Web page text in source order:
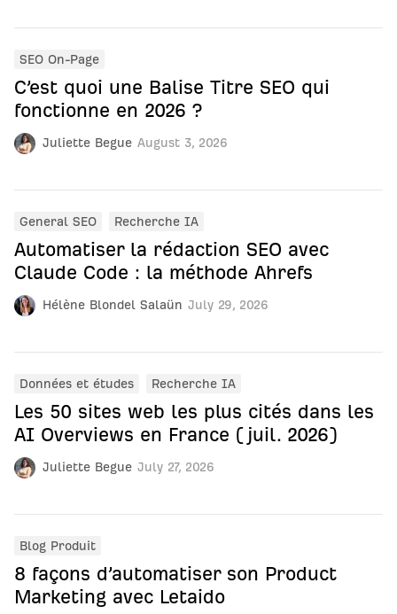
Juliette Begue August 3, 2026
SEO On-Page
C’est quoi une Balise Titre SEO qui
fonctionne en 2026 ?
Hélène Blondel Salaün July 29, 2026
General SEO Recherche IA
Automatiser la rédaction SEO avec
Claude Code : la méthode Ahrefs
Juliette Begue July 27, 2026
Données et études Recherche IA
Les 50 sites web les plus cités dans les
AI Overviews en France (juil. 2026)
Blog Produit
8 façons d’automatiser son Product
Marketing avec Letaido